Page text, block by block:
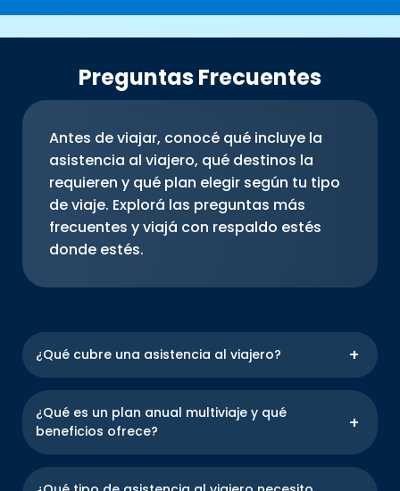
Preguntas Frecuentes
Antes de viajar, conocé qué incluye la
asistencia al viajero, qué destinos la
requieren y qué plan elegir según tu tipo
de viaje. Explorá las preguntas más
frecuentes y viajá con respaldo estés
donde estés.
¿Qué cubre una asistencia al viajero?
Incluye atención médica ante emergencias,
medicamentos, internaciones, asistencia
odontológica, traslado sanitario, repatriación y más.
¿Qué es un plan anual multiviaje y qué
beneficios ofrece?
Si viajas con nosotros, tendrás acceso inmediato a
una red de asistencia que te respaldará en todo